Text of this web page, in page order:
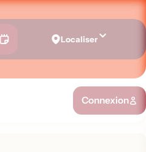
Localiser
Connexion